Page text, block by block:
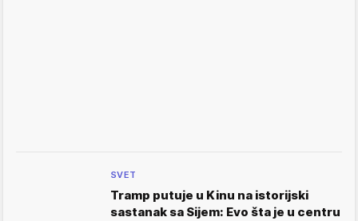
SVET
Tramp putuje u Kinu na istorijski
sastanak sa Sijem: Evo šta je u centru